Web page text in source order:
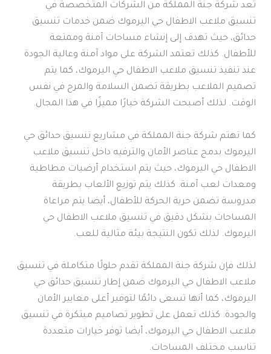
تُعد شركة جنة المملكة من الشركات المتخصصة في
تنسيق ملاعب الاطفال حي اليرموك ضمن خدمات تنسيق
حدائق، حيث تهدف إلى إنشاء مساحات آمنة وممتعة
للأطفال. كذلك تعتمد الشركة على مواد آمنة وعالية الجودة
عند تنفيذ تنسيق ملاعب الاطفال حي اليرموك، كما يتم
تصميم الملاعب بطريقة تضمن السلامة والمرح في نفس
الوقت. لذلك أصبحت الشركة خيارًا مميزًا في هذا المجال.
كما تهتم شركة جنة المملكة في مشاريع تنسيق حدائق حي
اليرموك بدمج عناصر الأمان والترفيه داخل تنسيق ملاعب
الاطفال حي اليرموك، حيث يتم استخدام أرضيات مطاطية
ومعدات لعب آمنة. كذلك يتم توزيع الألعاب بطريقة
مدروسة تضمن حرية الحركة للأطفال، أيضا يتم مراعاة
المساحات بشكل دقيق في تنسيق ملاعب الاطفال حي
اليرموك. لذلك تكون النتيجة بيئة مثالية للعب.
لذلك فإن شركة جنة المملكة تقدم حلولًا متكاملة في تنسيق
ملاعب الاطفال حي اليرموك ضمن إطار تنسيق حدائق حي
اليرموك، كما أنها تسعى دائمًا لتوفير أعلى معايير الأمان
والجودة. كذلك تعمل على تطوير تصاميم مبتكرة في تنسيق
ملاعب الاطفال حي اليرموك، أيضا توفر خيارات متعددة
تناسب مختلف المساحات.